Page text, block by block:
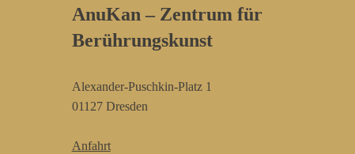
AnuKan – Zentrum für
Berührungskunst
Alexander-Puschkin-Platz 1
01127 Dresden
Anfahrt